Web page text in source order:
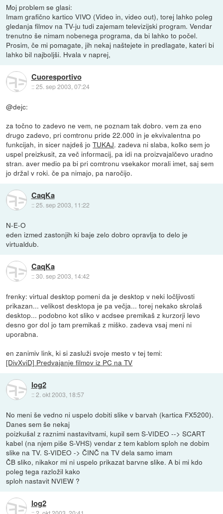
Moj problem se glasi:
Imam grafično kartico VIVO (Video in, video out), torej lahko poleg
gledanja filmov na TV-ju tudi zajemam televizijski program. Vendar
trenutno še nimam nobenega programa, da bi lahko to počel.
Prosim, če mi pomagate, jih nekaj naštejete in predlagate, kateri bi
lahko bil najboljši. Hvala v naprej,
Cuoresportivo
::25. sep 2003, 07:24
@dejc:
za točno to zadevo ne vem, ne poznam tak dobro. vem za eno
drugo zadevo, pri comtronu pride 22.000 in je ekvivalentna po
funkcijah, in sicer najdeš joTUKAJ. zadeva ni slaba, kolko sem jo
uspel preizkusit, za več informacij, pa idi na proizvajalčevo uradno
stran. aver medio pa bi pri comtronu vsekakor morali imet, saj sem
jo držal v roki. če pa nimajo, pa naročijo.
CaqKa
::25. sep 2003, 11:22
N-E-O
eden izmed zastonjih ki baje zelo dobro opravlja to delo je
virtualdub.
CaqKa
::30. sep 2003, 14:42
frenky: virtual desktop pomeni da je desktop v neki ločljivosti
prikazan... velikost desktopa je pa večja... torej nekako skrolaš
desktop... podobno kot sliko v acdsee premikaš z kurzorji levo
desno gor dol jo tam premikaš z miško. zadeva vsaj meni ni
uporabna.
en zanimiv link, ki si zasluži svoje mesto v tej temi:
[DivXviD] Predvajanje filmov iz PC na TV
log2
::2. okt 2003, 18:57
No meni še vedno ni uspelo dobiti slike v barvah (kartica FX5200).
Danes sem še nekaj
poizkušal z raznimi nastavitvami, kupil sem S-VIDEO --> SCART
kabel (na njem piše S-VHS) vendar z tem kablom sploh ne dobim
slike na TV. S-VIDEO -> ČINČ na TV dela samo imam
ČB sliko, nikakor mi ni uspelo prikazat barvne slike. A bi mi kdo
poleg tega razložil kako
sploh nastavit NVIEW ?
log2